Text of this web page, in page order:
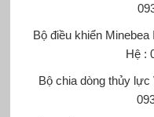
Bộ điều khiển Minebea
Hệ :
Bộ chia dòng thủy lực